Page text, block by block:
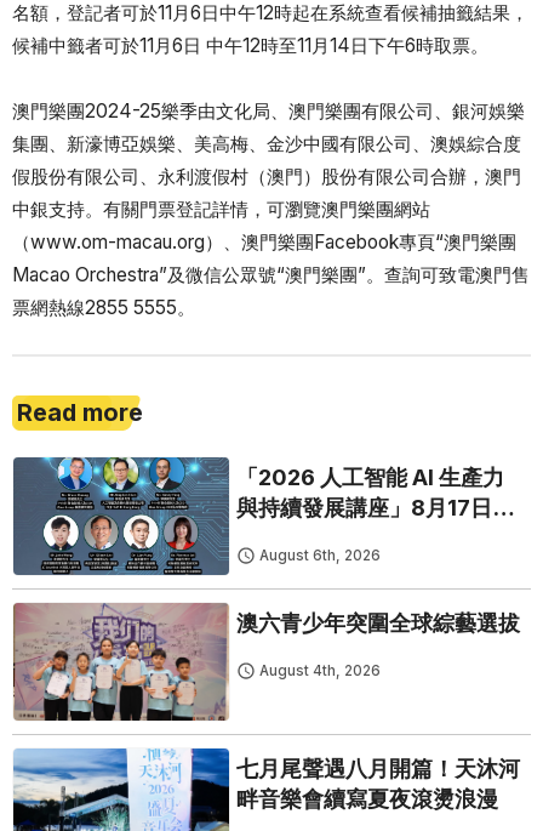
名額，登記者可於11月6日中午12時起在系統查看候補抽籤結果，
候補中籤者可於11月6日 中午12時至11月14日下午6時取票。
澳門樂團2024-25樂季由文化局、澳門樂團有限公司、銀河娛樂
集團、新濠博亞娛樂、美高梅、金沙中國有限公司、澳娛綜合度
假股份有限公司、永利渡假村（澳門）股份有限公司合辦，澳門
中銀支持。有關門票登記詳情，可瀏覽澳門樂團網站
（www.om-macau.org）、澳門樂團Facebook專頁“澳門樂團
Macao Orchestra”及微信公眾號“澳門樂團”。查詢可致電澳門售
票網熱線2855 5555。
Read more
「2026 人工智能 AI 生產力
與持續發展講座」8月17日免
August 6th, 2026
澳六青少年突圍全球綜藝選拔
August 4th, 2026
七月尾聲遇八月開篇！天沐河
畔音樂會續寫夏夜滾燙浪漫